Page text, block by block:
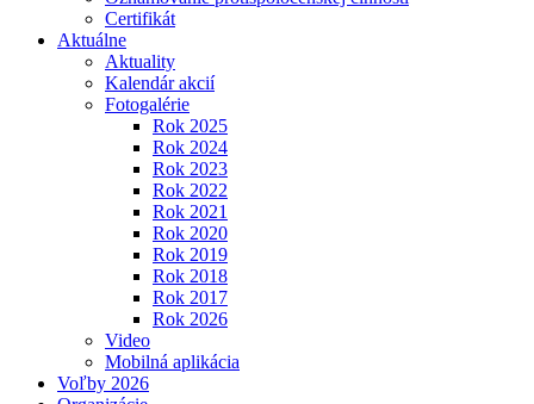
Certifikát
Aktuálne
Aktuality
Kalendár akcií
Fotogalérie
Rok 2025
Rok 2024
Rok 2023
Rok 2022
Rok 2021
Rok 2020
Rok 2019
Rok 2018
Rok 2017
Rok 2026
Video
Mobilná aplikácia
Voľby 2026